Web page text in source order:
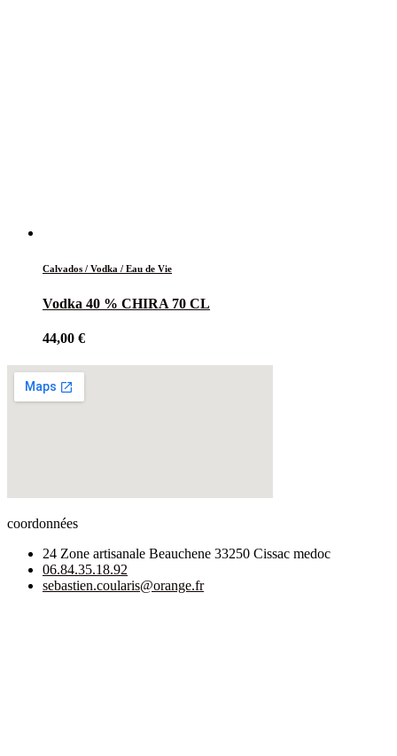
Calvados / Vodka / Eau de Vie
Vodka 40 % CHIRA 70 CL
44,00 €
coordonnées
24 Zone artisanale Beauchene 33250 Cissac medoc
06.84.35.18.92
sebastien.coularis@orange.fr